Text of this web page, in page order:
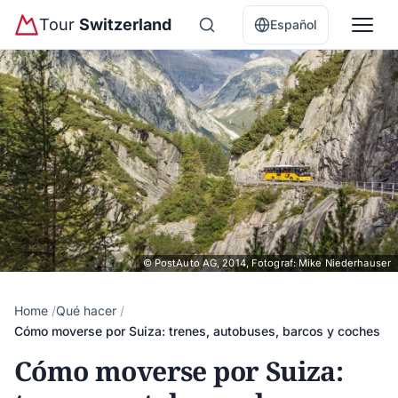
Tour Switzerland Español
© PostAuto AG, 2014, Fotograf: Mike Niederhauser
Home Qué hacer
Cómo moverse por Suiza: trenes, autobuses, barcos y coches
Cómo moverse por Suiza: